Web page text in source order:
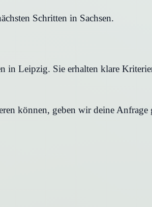
Schritten in Sachsen.
in Leipzig. Sie erhalten klare
können, geben wir deine